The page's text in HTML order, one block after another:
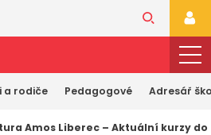
a rodiče Pedagogové Adresář
Amos Liberec – Aktuální kurzy